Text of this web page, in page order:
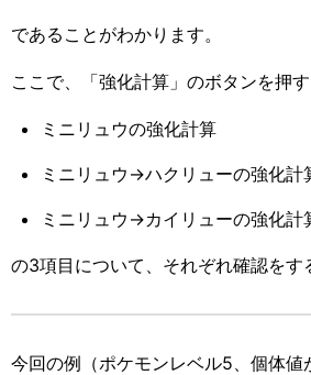
であることがわかります。
ここで、「強化計算」のボタンを押す
ミニリュウの強化計算
ミニリュウ→ハクリューの強化計
ミニリュウ→カイリューの強化計
の3項目について、それぞれ確認をす
今回の例（ポケモンレベル5、個体値